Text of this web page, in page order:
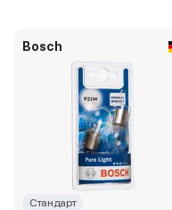
Bosch
Стандарт